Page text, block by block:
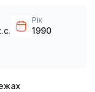
Рік
1990